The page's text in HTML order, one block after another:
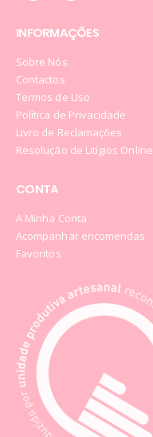
INFORMAÇÕES
Sobre Nós
Contactos
Termos de Uso
Política de Privacidade
Livro de Reclamações
Resolução de Litígios Online
CONTA
A Minha Conta
Acompanhar encomendas
Favoritos